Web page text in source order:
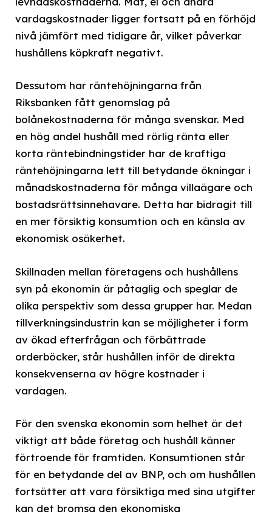
vardagskostnader ligger fortsatt på en förhöjd
nivå jämfört med tidigare år, vilket påverkar
hushållens köpkraft negativt.
Dessutom har räntehöjningarna från
Riksbanken fått genomslag på
bolånekostnaderna för många svenskar. Med
en hög andel hushåll med rörlig ränta eller
korta räntebindningstider har de kraftiga
räntehöjningarna lett till betydande ökningar i
månadskostnaderna för många villaägare och
bostadsrättsinnehavare. Detta har bidragit till
en mer försiktig konsumtion och en känsla av
ekonomisk osäkerhet.
Skillnaden mellan företagens och hushållens
syn på ekonomin är påtaglig och speglar de
olika perspektiv som dessa grupper har. Medan
tillverkningsindustrin kan se möjligheter i form
av ökad efterfrågan och förbättrade
orderböcker, står hushållen inför de direkta
konsekvenserna av högre kostnader i
vardagen.
För den svenska ekonomin som helhet är det
viktigt att både företag och hushåll känner
förtroende för framtiden. Konsumtionen står
för en betydande del av BNP, och om hushållen
fortsätter att vara försiktiga med sina utgifter
kan det bromsa den ekonomiska